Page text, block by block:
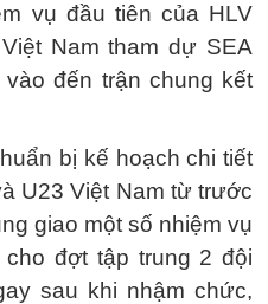
vụ đầu tiên của HLV
Nam tham dự SEA
đến trận chung kết
bị kế hoạch chi tiết
U23 Việt Nam từ trước
giao một số nhiệm vụ
đợt tập trung 2 đội
sau khi nhậm chức,